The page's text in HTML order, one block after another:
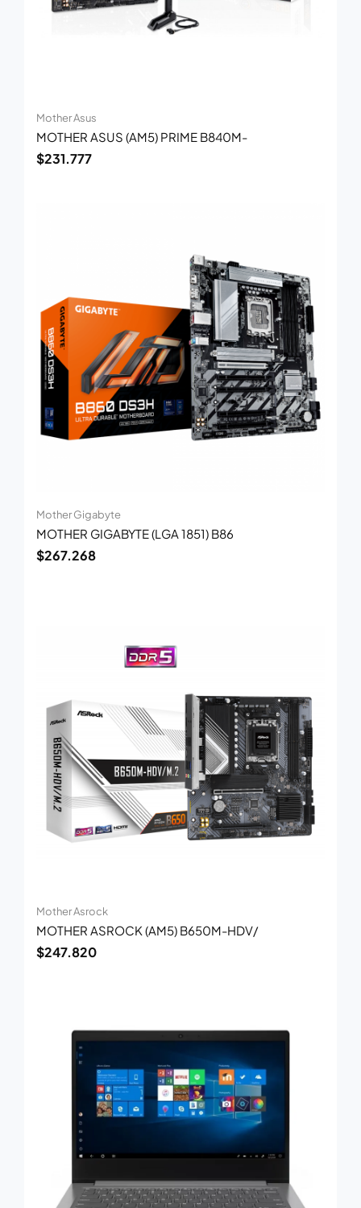
Mother Asus
MOTHER ASUS (AM5) PRIME B840M-
$231.777
Mother Gigabyte
MOTHER GIGABYTE (LGA 1851) B86
$267.268
Mother Asrock
MOTHER ASROCK (AM5) B650M-HDV/
$247.820